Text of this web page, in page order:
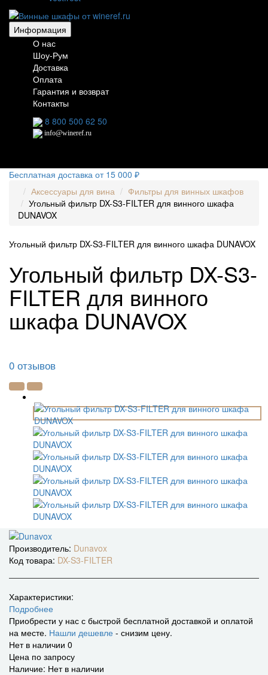
Информация
О нас
Шоу-Рум
Доставка
Оплата
Гарантия и возврат
Контакты
8 800 500 62 50
info@wineref.ru
Бесплатная доставка от 15 000 ₽
Аксессуары для вина
Фильтры для винных шкафов
Угольный фильтр DX-S3-FILTER для винного шкафа
DUNAVOX
Угольный фильтр DX-S3-FILTER для винного шкафа DUNAVOX
Угольный фильтр DX-S3-
FILTER для винного
шкафа DUNAVOX
0 отзывов
Производитель: Dunavox
Код товара: DX-S3-FILTER
Характеристики:
Подробнее
Приобрести у нас с быстрой бесплатной доставкой и оплатой
на месте. Нашли дешевле - снизим цену.
Нет в наличии 0
Цена по запросу
Наличие: Нет в наличии